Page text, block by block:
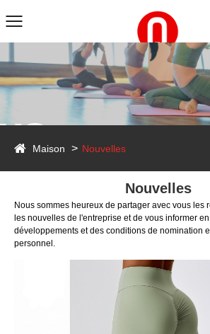
Maison Nouvelles
Nouvelles
Nous sommes heureux de partager avec vous les
les nouvelles de l'entreprise et de vous informer
développements et des conditions de nomination
personnel.